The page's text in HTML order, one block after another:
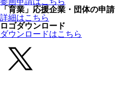
「育業」応援企業・団体の申請
詳細はこちら
ロゴダウンロード
ダウンロードはこちら